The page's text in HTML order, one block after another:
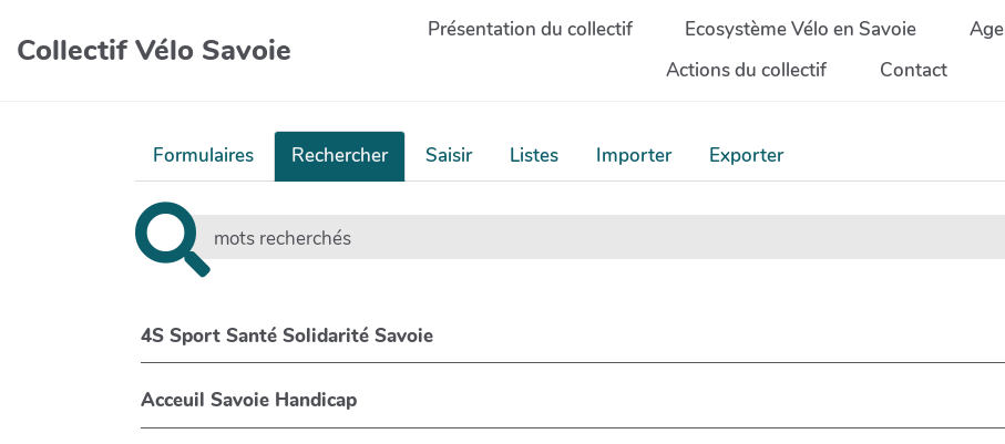
Collectif Vélo Savoie
Présentation du collectif Ecosystème Vélo en Savoie
Actions du collectif
Contact
Formulaires Rechercher Saisir Listes Importer Exporter
4S Sport Santé Solidarité Savoie
Acceuil Savoie Handicap